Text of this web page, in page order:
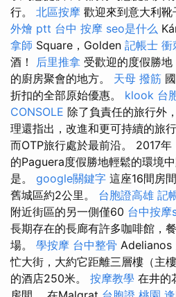
行。 北區按摩 歡迎來到意大利靴
外燴 ptt 台中 按摩 seo是什么
拿師 Square，Golden 記帳士 衝
酒！ 后里推拿 受歡迎的度假勝
的廚房聚會的地方。 天母 撥筋
折扣的全部原始優惠。 klook 台
CONSOLE 除了負責任的旅行外
理還指出，改進和更可持續的旅
而OTP旅行處於最前沿。 2017
的Paguera度假勝地輕鬆的環境
是。 google關鍵字 這座16間房
舊城區約2公里。 台胞證高雄 記
附近街區的另一側僅60 台中按摩
長期存在的長廊有許多咖啡館，
場。 學按摩 台中整骨 Adelianos
忙大街，大約它距離三層樓（主
的酒店250米。 按摩教學 在井的